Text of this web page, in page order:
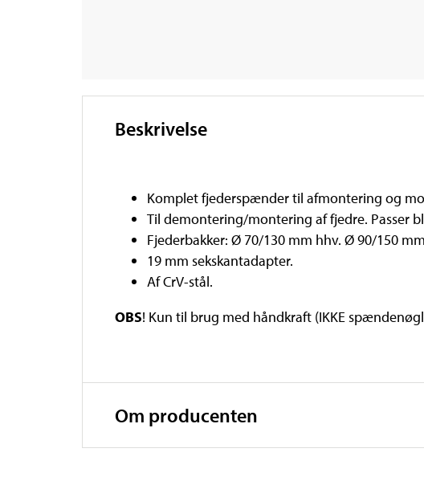
Beskrivelse
Komplet fjederspænder til afmontering og
Til demontering/montering af fjedre. Passer
Fjederbakker: Ø 70/130 mm hhv. Ø 90/150
19 mm sekskantadapter.
Af CrV-stål.
OBS! Kun til brug med håndkraft (IKKE
Om producenten